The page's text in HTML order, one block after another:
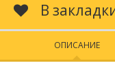
В
ОПИСАНИЕ